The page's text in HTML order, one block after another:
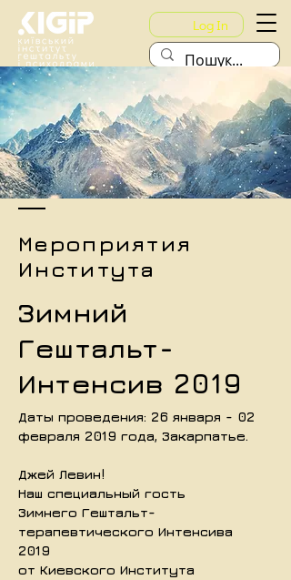
Log In
Мероприятия
Института
Зимний
Гештальт-
Интенсив 2019
Даты проведения: 26 января - 02
февраля 2019 года, Закарпатье.
Джей Левин!
Наш специальный гость
Зимнего Гештальт-
терапевтического Интенсива
2019
от Киевского Института